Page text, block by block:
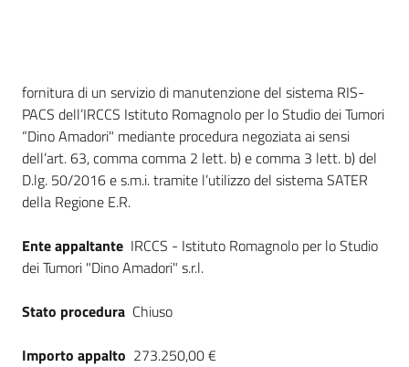
su
Dati del bando
fornitura di un servizio di manutenzione del sistema RIS-
PACS dell’IRCCS Istituto Romagnolo per lo Studio dei Tumori
“Dino Amadori" mediante procedura negoziata ai sensi
dell’art. 63, comma comma 2 lett. b) e comma 3 lett. b) del
D.lg. 50/2016 e s.m.i. tramite l’utilizzo del sistema SATER
della Regione E.R.
Ente appaltante IRCCS - Istituto Romagnolo per lo Studio
dei Tumori "Dino Amadori" s.r.l.
Stato procedura Chiuso
Importo appalto 273.250,00 €